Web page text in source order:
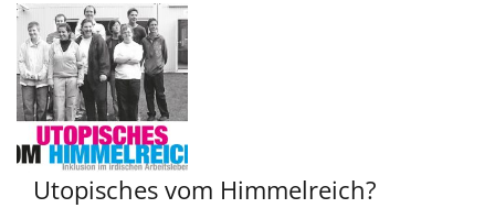
Utopisches vom Himmelreich?